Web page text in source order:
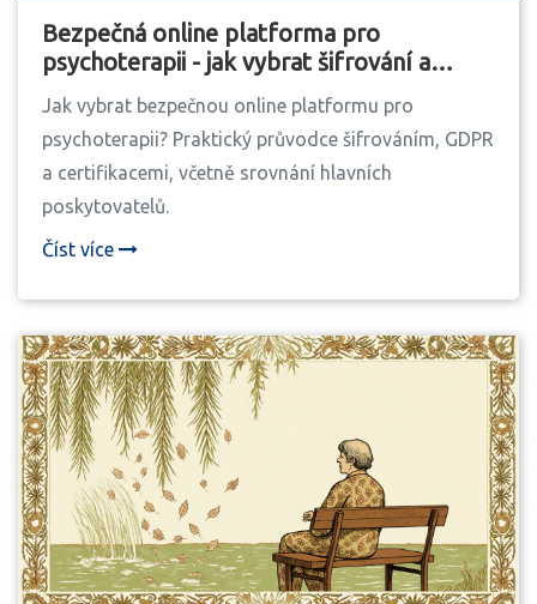
Bezpečná online platforma pro
psychoterapii - jak vybrat šifrování a
soukromí
Jak vybrat bezpečnou online platformu pro
psychoterapii? Praktický průvodce šifrováním, GDPR
a certifikacemi, včetně srovnání hlavních
poskytovatelů.
Číst více